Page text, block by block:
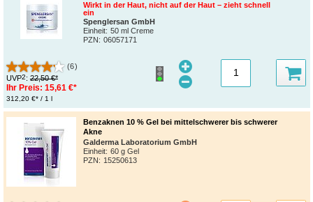
Wirkt in der Haut, nicht auf der Haut – zieht schnell
ein
Spenglersan GmbH
Einheit: 50 ml Creme
PZN: 06057171
(6)
UVP2: 22,50 €*
Ihr Preis: 15,61 €*
312,20 €* / 1 l
Benzaknen 10 % Gel bei mittelschwerer bis schwerer
Akne
Galderma Laboratorium GmbH
Einheit: 60 g Gel
PZN : 15250613